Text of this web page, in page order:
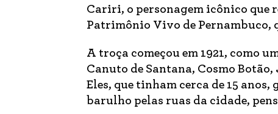
Cariri, o personagem icônico que
Patrimônio Vivo de Pernambuco,
A troça começou em 1921, como
Canuto de Santana, Cosmo
Eles, que tinham cerca de 15
barulho pelas ruas da cidade,